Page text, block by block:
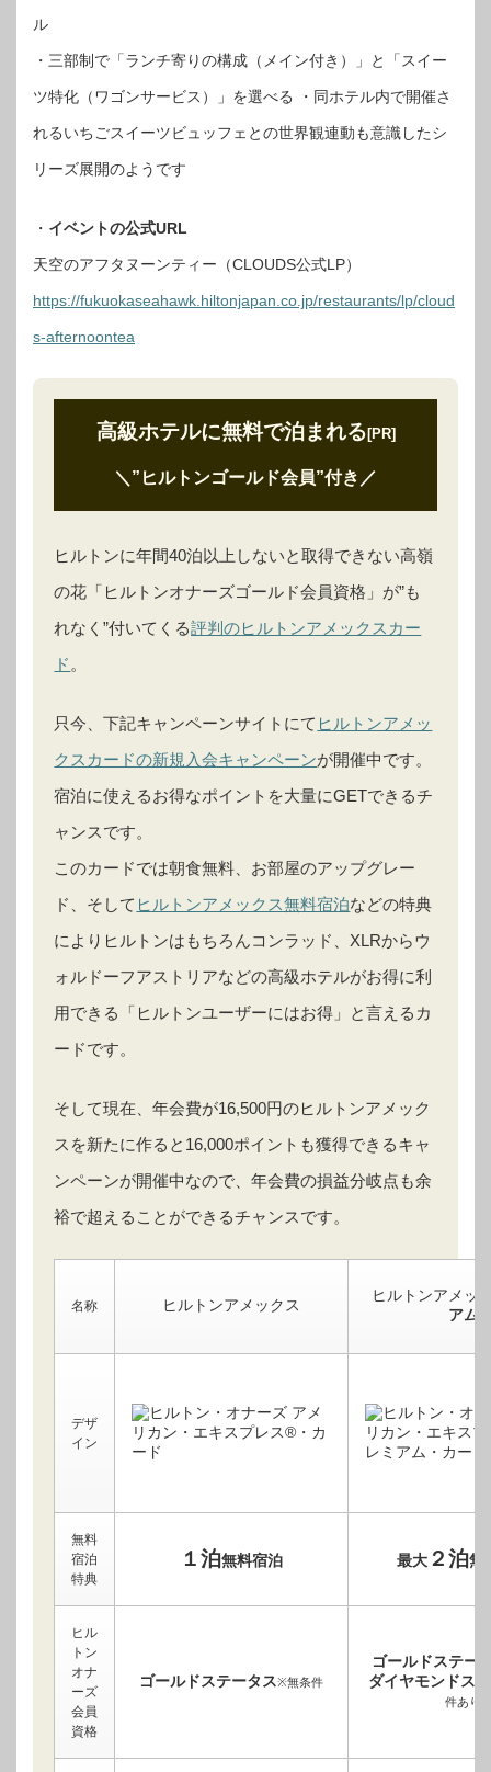
ル
・三部制で「ランチ寄りの構成（メイン付き）」と「スイー
ツ特化（ワゴンサービス）」を選べる ・同ホテル内で開催さ
れるいちごスイーツビュッフェとの世界観連動も意識したシ
リーズ展開のようです
・ イベントの公式URL
天空のアフタヌーンティー（CLOUDS公式LP）
https://fukuokaseahawk.hiltonjapan.co.jp/restaurants/lp/cloud
s-afternoontea
高級ホテルに無料で泊まれる [PR]
＼”ヒルトンゴールド会員”付き ／
ヒルトンに年間40泊以上しないと取得できない高嶺
の花「ヒルトンオナーズゴールド会員資格」が”も
れなく”付いてくる評判のヒルトンアメックスカー
ド 。
只今、下記キャンペーンサイトにて ヒルトンアメッ
クスカードの新規入会キャンペーンが開催中です。
宿泊に使えるお得なポイントを大量にGETできるチ
ャンスです。
このカードでは朝食無料、お部屋のアップグレー
ド、そして ヒルトンアメックス無料宿泊などの特典
によりヒルトンはもちろんコンラッド、XLRからウ
ォルドーフアストリアなどの高級ホテルがお得に利
用できる「ヒルトンユーザーにはお得」と言えるカ
ードです。
そして現在、年会費が16,500円のヒルトンアメック
スを新たに作ると16,000ポイントも獲得できるキャ
ンペーンが開催中なので、年会費の損益分岐点も余
裕で超えることができるチャンスです。
名称 ヒルトンアメックス
ヒルトンアメッ
アム
デザ
イン
無料
宿泊
特典
１泊無料宿泊 最大２泊無
ヒル
トン
オナ
ーズ
会員
資格
ゴールドステータス※無条件
ゴールドステー
ダイヤモンドス
件あり